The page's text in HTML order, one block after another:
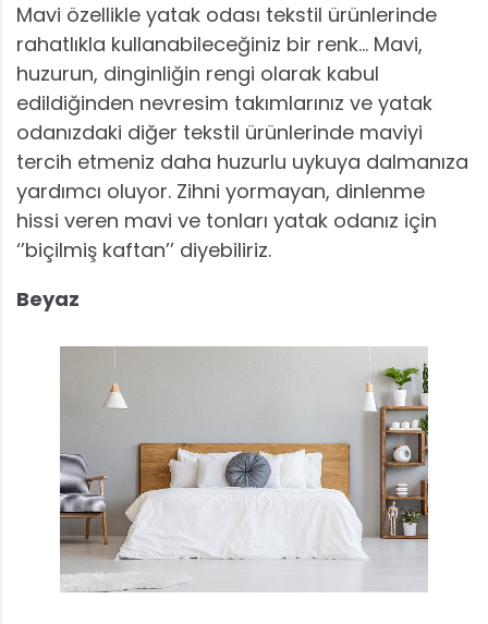
Mavi özellikle yatak odası tekstil ürünlerinde
rahatlıkla kullanabileceğiniz bir renk… Mavi,
huzurun, dinginliğin rengi olarak kabul
edildiğinden nevresim takımlarınız ve yatak
odanızdaki diğer tekstil ürünlerinde maviyi
tercih etmeniz daha huzurlu uykuya dalmanıza
yardımcı oluyor. Zihni yormayan, dinlenme
hissi veren mavi ve tonları yatak odanız için
‘’biçilmiş kaftan’’ diyebiliriz.
Beyaz